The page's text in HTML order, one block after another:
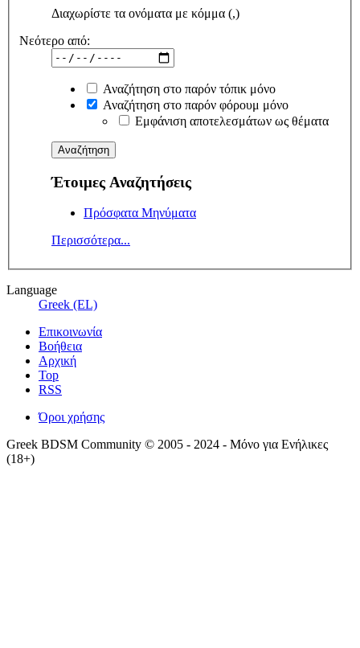
Διαχωρίστε τα ονόματα με κόμμα (,)
Νεότερο από:
Αναζήτηση στο παρόν τόπικ μόνο
Αναζήτηση στο παρόν φόρουμ μόνο
Εμφάνιση αποτελεσμάτων ως θέματα
Έτοιμες Αναζητήσεις
Πρόσφατα Μηνύματα
Περισσότερα...
Language
Greek (EL)
Επικοινωνία
Βοήθεια
Αρχική
Top
RSS
Όροι χρήσης
Greek BDSM Community © 2005 - 2024 - Μόνο για Ενήλικες
(18+)